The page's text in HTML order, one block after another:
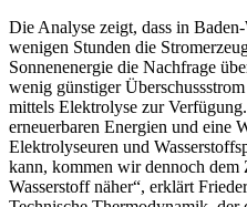
Die Analyse zeigt, dass in
wenigen Stunden die
Sonnenenergie die Nachfrage
wenig günstiger
mittels Elektrolyse zur
erneuerbaren Energien und eine
Elektrolyseuren und
kann, kommen wir dennoch
Wasserstoff näher“, erklärt